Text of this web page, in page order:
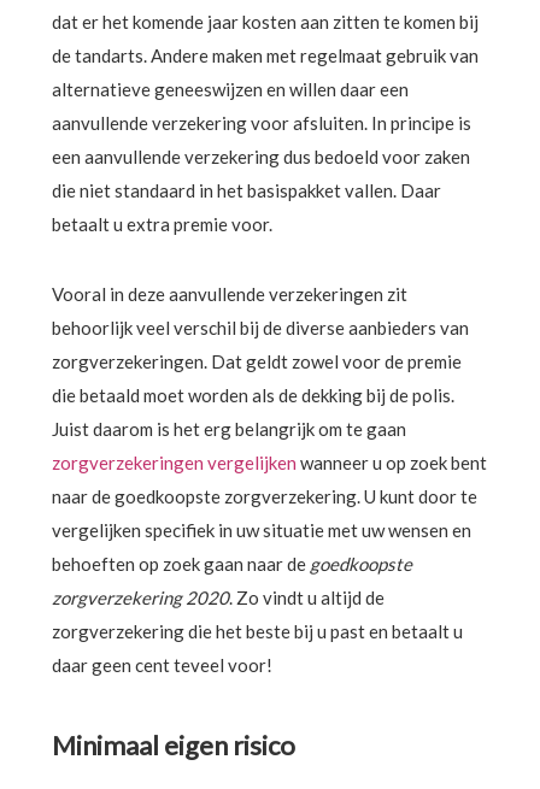
dat er het komende jaar kosten aan zitten te komen bij
de tandarts. Andere maken met regelmaat gebruik van
alternatieve geneeswijzen en willen daar een
aanvullende verzekering voor afsluiten. In principe is
een aanvullende verzekering dus bedoeld voor zaken
die niet standaard in het basispakket vallen. Daar
betaalt u extra premie voor.
Vooral in deze aanvullende verzekeringen zit
behoorlijk veel verschil bij de diverse aanbieders van
zorgverzekeringen. Dat geldt zowel voor de premie
die betaald moet worden als de dekking bij de polis.
Juist daarom is het erg belangrijk om te gaan
zorgverzekeringen vergelijken wanneer u op zoek bent
naar de goedkoopste zorgverzekering. U kunt door te
vergelijken specifiek in uw situatie met uw wensen en
behoeften op zoek gaan naar de goedkoopste
zorgverzekering 2020. Zo vindt u altijd de
zorgverzekering die het beste bij u past en betaalt u
daar geen cent teveel voor!
Minimaal eigen risico